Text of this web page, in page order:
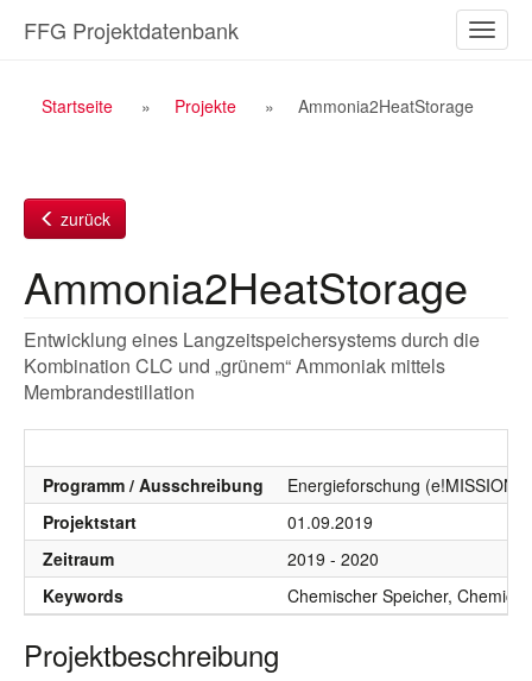
Inhalt
ein-/
FFG Projektdatenbank
Breadcrumb
Startseite Projekte Ammonia2HeatStorage
zurück
Ammonia2HeatStorage
Entwicklung eines Langzeitspeichersystems durch die
Kombination CLC und „grünem“ Ammoniak mittels
Membrandestillation
Programm / Ausschreibung
Energieforschung
Projektstart
01.09.2019
Zeitraum
2019 - 2020
Keywords
Chemischer Speicher,
Projektbeschreibung